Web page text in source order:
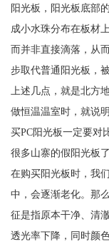
阳光板，阳光板底部
成小水珠分布在板材
而并非直接滴落，从
步取代普通阳光板，
上述几点，就是北方
做恒温温室时，就说
买PC阳光板一定要对
很多山寨的假阳光板
在购买阳光板时，我
中，会逐渐老化。那
征是指原本干净、清
透光率下降，同时颜